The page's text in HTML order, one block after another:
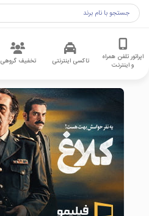
اپراتور تلفن همراه
و اینترنت
تاکسی اینترنتی تخفیف گروهی